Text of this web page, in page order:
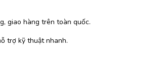
giao hàng trên toàn quốc.
trợ kỹ thuật nhanh.